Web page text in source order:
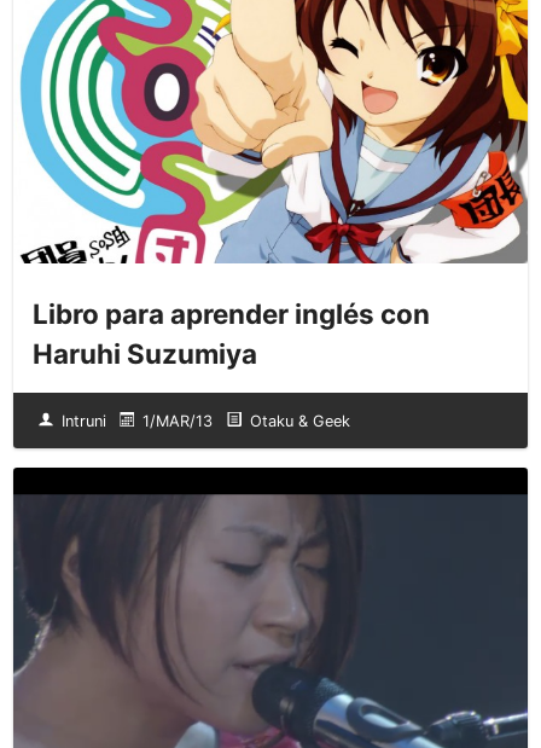
Libro para aprender inglés con
Haruhi Suzumiya
Intruni 1/MAR/13 Otaku & Geek